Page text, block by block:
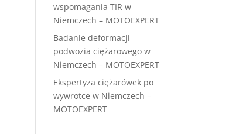
wspomagania TIR w
Niemczech – MOTOEXPERT
Badanie deformacji
podwozia ciężarowego w
Niemczech – MOTOEXPERT
Ekspertyza ciężarówek po
wywrotce w Niemczech –
MOTOEXPERT